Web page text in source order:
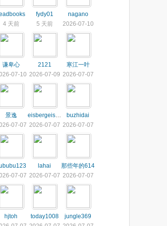
4 天前
fydy01
5 天前
nagano
2026-07-10
谦卑心
07-10
2121
2026-07-09
寒江一叶
2026-07-07
景逸
07-07
eisbergeisberg
2026-07-07
buzhidai
2026-07-07
07-07
lahai
2026-07-07
那些年的614
2026-07-07
hjtoh
today1008
jungle369